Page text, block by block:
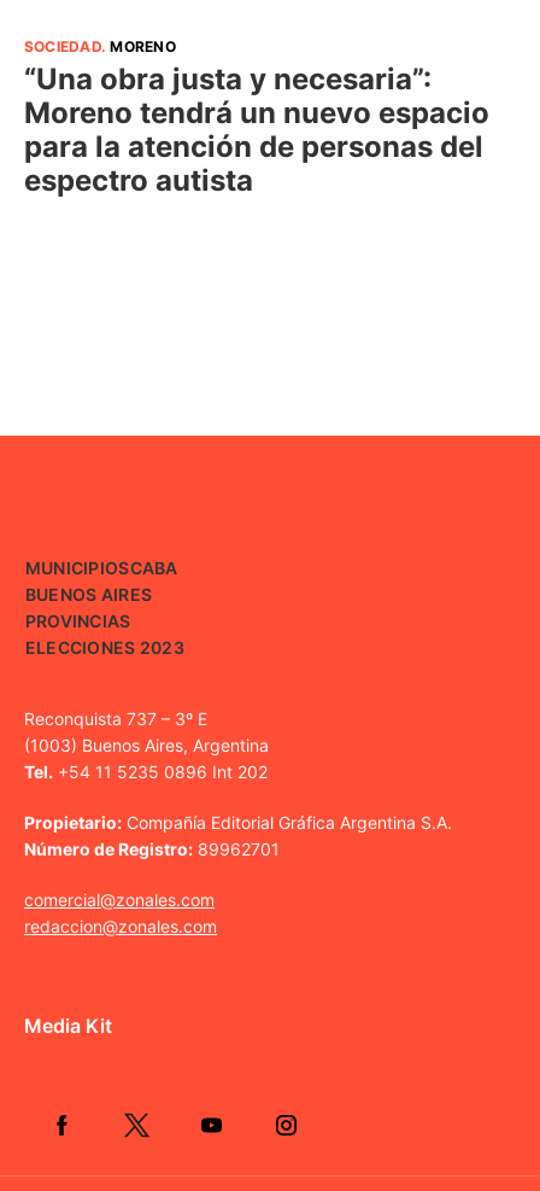
SOCIEDAD.MORENO
“Una obra justa y necesaria”:
Moreno tendrá un nuevo espacio
para la atención de personas del
espectro autista
MUNICIPIOSCABA
BUENOS AIRES
PROVINCIAS
ELECCIONES 2023
Reconquista 737 – 3º E
(1003) Buenos Aires, Argentina
Tel. +54 11 5235 0896 Int 202
Propietario: Compañía Editorial Gráfica Argentina S.A.
Número de Registro: 89962701
comercial@zonales.com
redaccion@zonales.com
Media Kit